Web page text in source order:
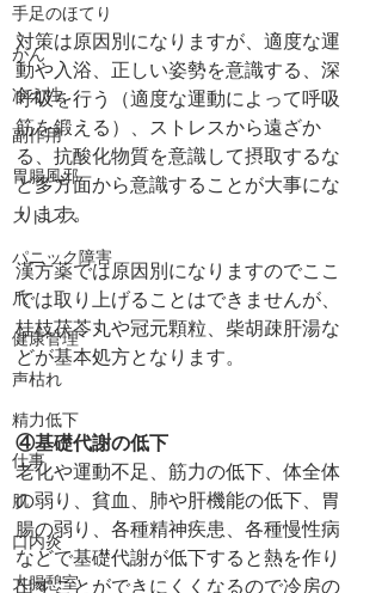
手足のほてり
がん
冷え性
副作用
胃腸風邪
ストレス
パニック障害
爪
健康管理
声枯れ
精力低下
仕事
肌
口内炎
大腸憩室
対策は原因別になりますが、適度な運
動や入浴、正しい姿勢を意識する、深
呼吸を行う（適度な運動によって呼吸
筋を鍛える）、ストレスから遠ざか
る、抗酸化物質を意識して摂取するな
ど多方面から意識することが大事にな
ります。
漢方薬では原因別になりますのでここ
では取り上げることはできませんが、
桂枝茯苓丸や冠元顆粒、柴胡疎肝湯な
どが基本処方となります。
④基礎代謝の低下
老化や運動不足、筋力の低下、体全体
の弱り、貧血、肺や肝機能の低下、胃
腸の弱り、各種精神疾患、各種慢性病
などで基礎代謝が低下すると熱を作り